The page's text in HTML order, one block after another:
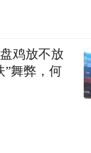
鸡放不放
”舞弊，何